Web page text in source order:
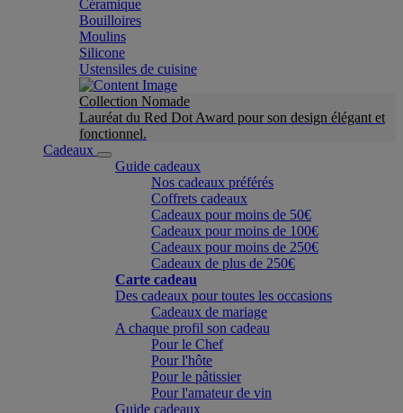
Céramique
Bouilloires
Moulins
Silicone
Ustensiles de cuisine
Collection Nomade
Lauréat du Red Dot Award pour son design élégant et
fonctionnel.
Cadeaux
Guide cadeaux
Nos cadeaux préférés
Coffrets cadeaux
Cadeaux pour moins de 50€
Cadeaux pour moins de 100€
Cadeaux pour moins de 250€
Cadeaux de plus de 250€
Carte cadeau
Des cadeaux pour toutes les occasions
Cadeaux de mariage
A chaque profil son cadeau
Pour le Chef
Pour l'hôte
Pour le pâtissier
Pour l'amateur de vin
Guide cadeaux